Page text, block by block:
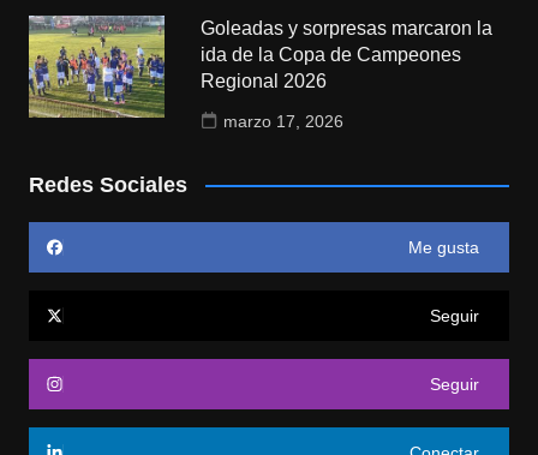
Goleadas y sorpresas marcaron la
ida de la Copa de Campeones
Regional 2026
marzo 17, 2026
Redes Sociales
Me gusta
Seguir
Seguir